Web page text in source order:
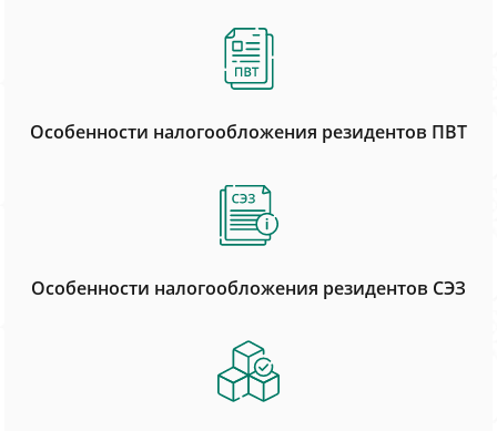
Особенности налогообложения резидентов ПВТ
Особенности налогообложения резидентов СЭЗ